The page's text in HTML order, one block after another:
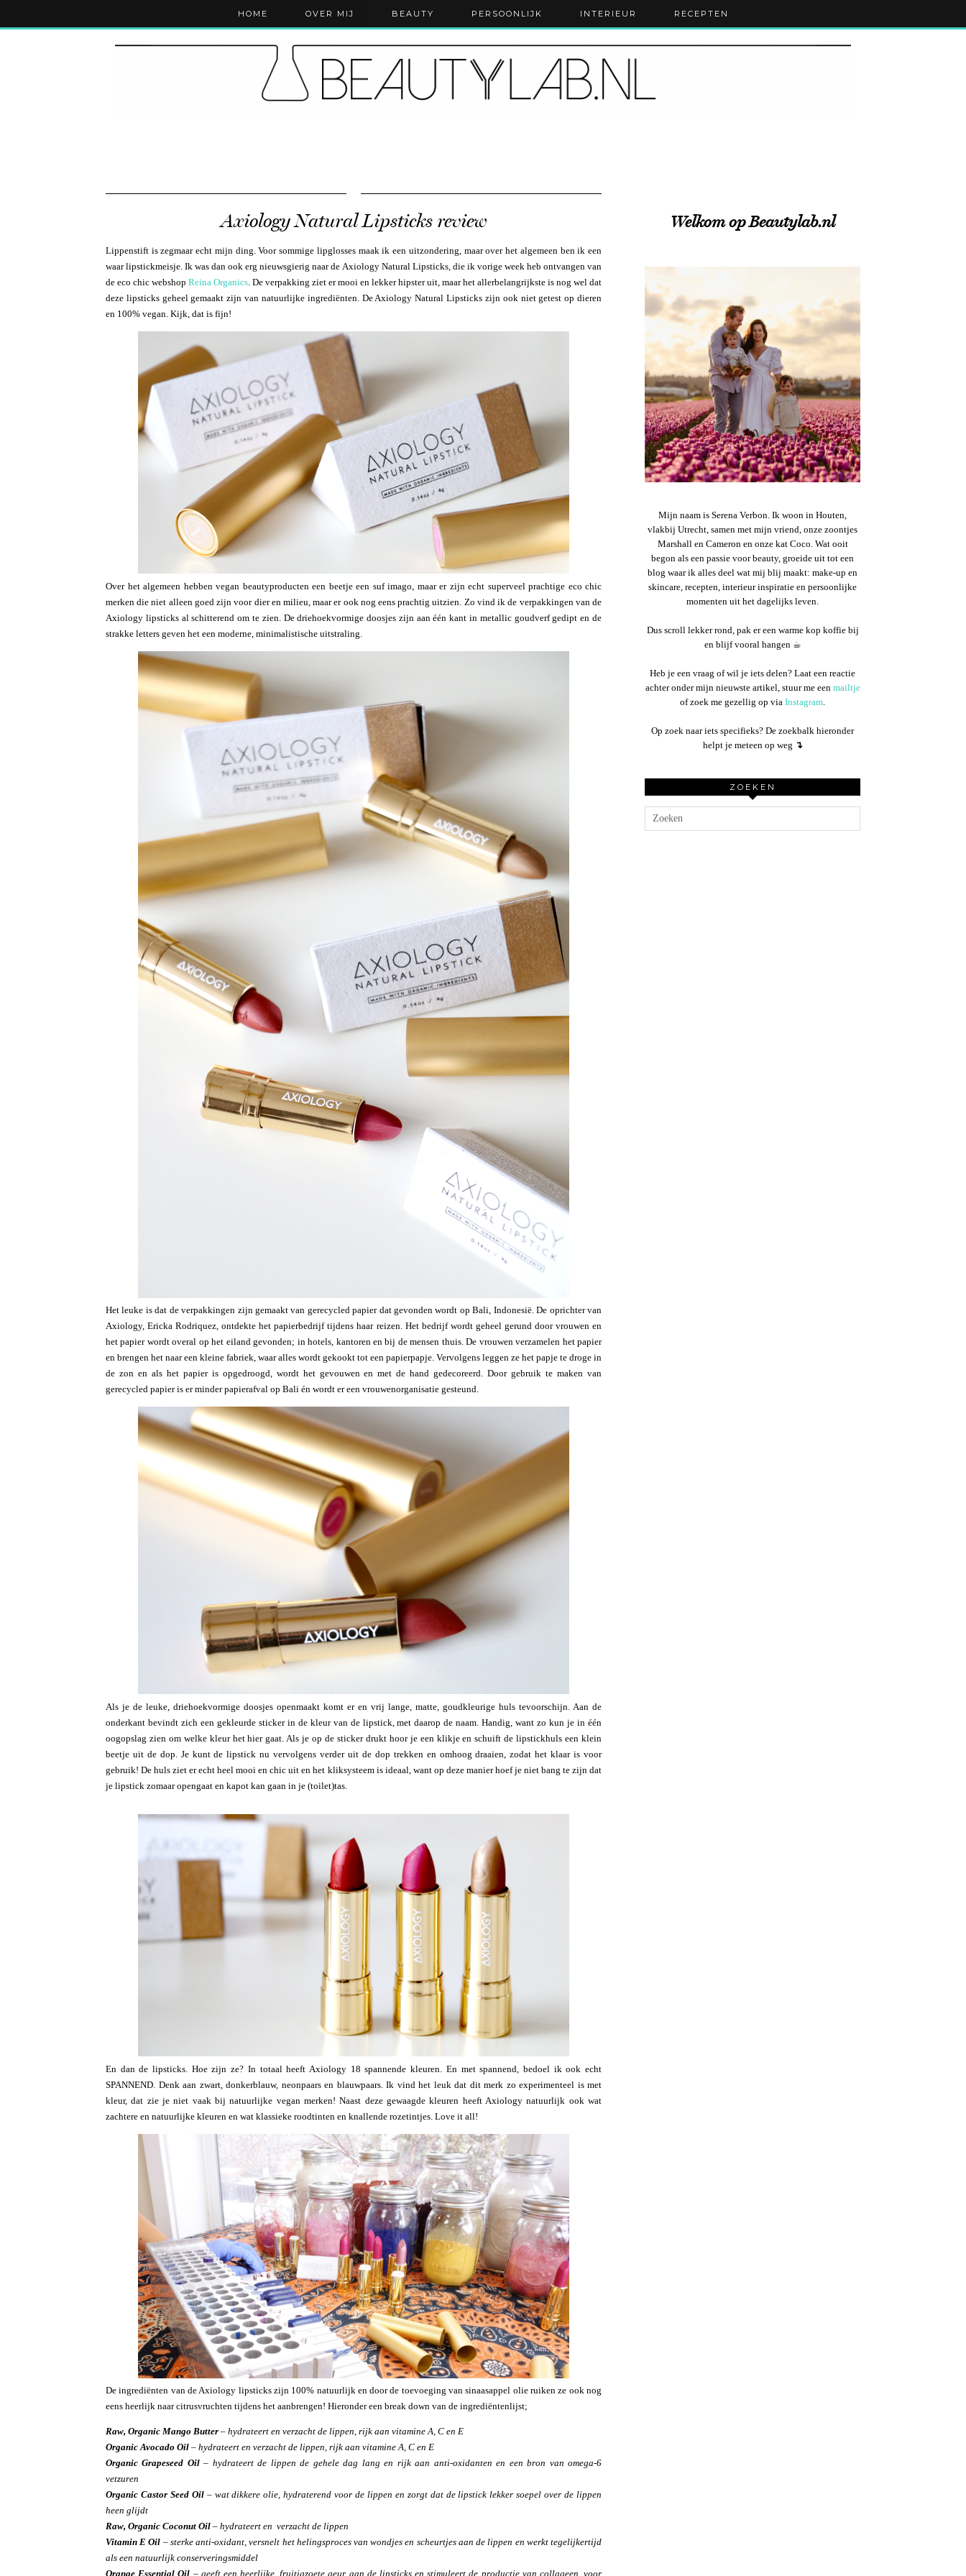
HOME OVER MIJ BEAUTY PERSOONLIJK INTERIEUR RECEPTEN
Axiology Natural Lipsticks review
Lippenstift is zegmaar echt mijn ding. Voor sommige lipglosses maak ik een uitzondering, maar over het algemeen ben ik een
waar lipstickmeisje. Ik was dan ook erg nieuwsgierig naar de Axiology Natural Lipsticks, die ik vorige week heb ontvangen van
de eco chic webshop Reina Organics. De verpakking ziet er mooi en lekker hipster uit, maar het allerbelangrijkste is nog wel dat
deze lipsticks geheel gemaakt zijn van natuurlijke ingrediënten. De Axiology Natural Lipsticks zijn ook niet getest op dieren
en 100% vegan. Kijk, dat is fijn!
Over het algemeen hebben vegan beautyproducten een beetje een suf imago, maar er zijn echt superveel prachtige eco chic
merken die niet alleen goed zijn voor dier en milieu, maar er ook nog eens prachtig uitzien. Zo vind ik de verpakkingen van de
Axiology lipsticks al schitterend om te zien. De driehoekvormige doosjes zijn aan één kant in metallic goudverf gedipt en de
strakke letters geven het een moderne, minimalistische uitstraling.
Het leuke is dat de verpakkingen zijn gemaakt van gerecycled papier dat gevonden wordt op Bali, Indonesië. De oprichter van
Axiology, Ericka Rodriquez, ontdekte het papierbedrijf tijdens haar reizen. Het bedrijf wordt geheel gerund door vrouwen en
het papier wordt overal op het eiland gevonden; in hotels, kantoren en bij de mensen thuis. De vrouwen verzamelen het papier
en brengen het naar een kleine fabriek, waar alles wordt gekookt tot een papierpapje. Vervolgens leggen ze het papje te droge in
de zon en als het papier is opgedroogd, wordt het gevouwen en met de hand gedecoreerd. Door gebruik te maken van
gerecycled papier is er minder papierafval op Bali én wordt er een vrouwenorganisatie gesteund.
Als je de leuke, driehoekvormige doosjes openmaakt komt er en vrij lange, matte, goudkleurige huls tevoorschijn. Aan de
onderkant bevindt zich een gekleurde sticker in de kleur van de lipstick, met daarop de naam. Handig, want zo kun je in één
oogopslag zien om welke kleur het hier gaat. Als je op de sticker drukt hoor je een klikje en schuift de lipstickhuls een klein
beetje uit de dop. Je kunt de lipstick nu vervolgens verder uit de dop trekken en omhoog draaien, zodat het klaar is voor
gebruik! De huls ziet er echt heel mooi en chic uit en het kliksysteem is ideaal, want op deze manier hoef je niet bang te zijn dat
je lipstick zomaar opengaat en kapot kan gaan in je (toilet)tas.
En dan de lipsticks. Hoe zijn ze? In totaal heeft Axiology 18 spannende kleuren. En met spannend, bedoel ik ook echt
SPANNEND. Denk aan zwart, donkerblauw, neonpaars en blauwpaars. Ik vind het leuk dat dit merk zo experimenteel is met
kleur, dat zie je niet vaak bij natuurlijke vegan merken! Naast deze gewaagde kleuren heeft Axiology natuurlijk ook wat
zachtere en natuurlijke kleuren en wat klassieke roodtinten en knallende rozetintjes. Love it all!
De ingrediënten van de Axiology lipsticks zijn 100% natuurlijk en door de toevoeging van sinaasappel olie ruiken ze ook nog
eens heerlijk naar citrusvruchten tijdens het aanbrengen! Hieronder een break down van de ingrediëntenlijst;
Raw, Organic Mango Butter – hydrateert en verzacht de lippen, rijk aan vitamine A, C en E
Organic Avocado Oil – hydrateert en verzacht de lippen, rijk aan vitamine A, C en E
Organic Grapeseed Oil– hydrateert de lippen de gehele dag lang en rijk aan anti-oxidanten en een bron van omega-6
vetzuren
Organic Castor Seed Oil– wat dikkere olie, hydraterend voor de lippen en zorgt dat de lipstick lekker soepel over de lippen
heen glijdt
Raw, Organic Coconut Oil – hydrateert en verzacht de lippen
Vitamin E Oil – sterke anti-oxidant, versnelt het helingsproces van wondjes en scheurtjes aan de lippen en werkt tegelijkertijd
als een natuurlijk conserveringsmiddel
Orange Essential Oil – geeft een heerlijke, fruitigzoete geur aan de lipsticks en stimuleert de productie van collageen, voor
Welkom op Beautylab.nl
Mijn naam is Serena Verbon. Ik woon in Houten,
vlakbij Utrecht, samen met mijn vriend, onze zoontjes
Marshall en Cameron en onze kat Coco. Wat ooit
begon als een passie voor beauty, groeide uit tot een
blog waar ik alles deel wat mij blij maakt: make-up en
skincare, recepten, interieur inspiratie en persoonlijke
momenten uit het dagelijks leven.
Dus scroll lekker rond, pak er een warme kop koffie bij
en blijf vooral hangen ☕︎
Heb je een vraag of wil je iets delen? Laat een reactie
achter onder mijn nieuwste artikel, stuur me een mailtje
of zoek me gezellig op via Instagram.
Op zoek naar iets specifieks? De zoekbalk hieronder
helpt je meteen op weg ↴
ZOEKEN